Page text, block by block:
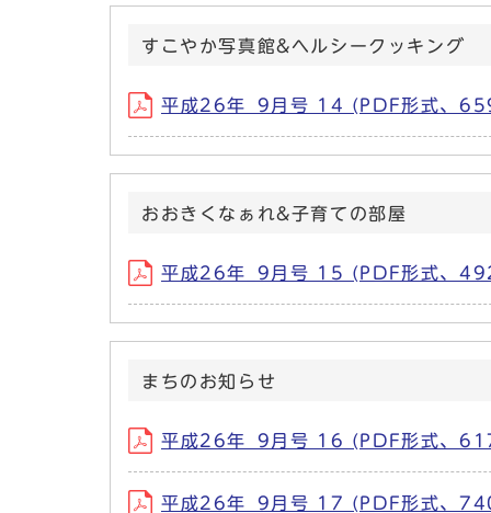
すこやか写真館&ヘルシークッキング
平成26年_9月号 14 (PDF形式、
おおきくなぁれ&子育ての部屋
平成26年_9月号 15 (PDF形式、
まちのお知らせ
平成26年_9月号 16 (PDF形式、
平成26年_9月号 17 (PDF形式、